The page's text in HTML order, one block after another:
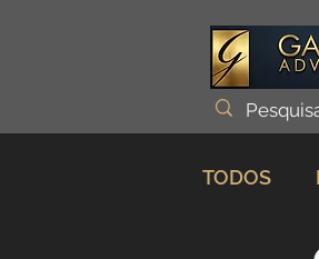
TODOS